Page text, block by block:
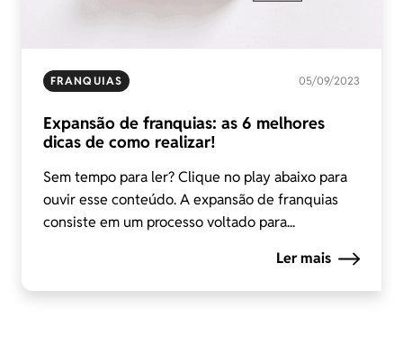
FRANQUIAS 05/09/2023
Expansão de franquias: as 6 melhores
dicas de como realizar!
Sem tempo para ler? Clique no play abaixo para
ouvir esse conteúdo. A expansão de franquias
consiste em um processo voltado para...
Ler mais